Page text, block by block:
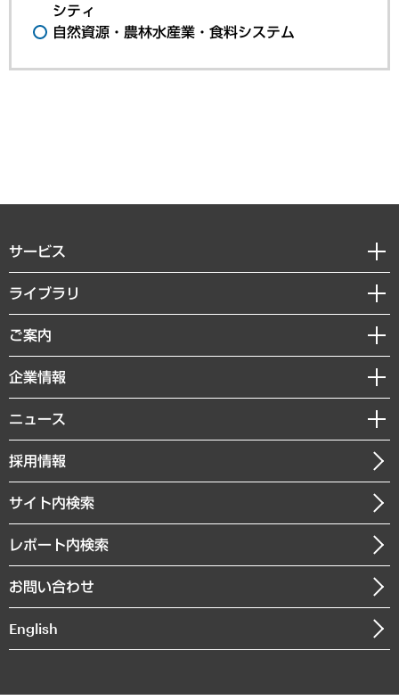
シティ
自然資源・農林水産業・食料システム
サービス
経営戦略
組織・人事戦略
デジタルイノベーション
共生・ダイバーシティ
GRC（ガバナンス・リスク・コンプライアンス）・防災（政策）
経済・産業・雇用・労働
まちづくり・観光・交通・スポーツ・スマートシティ
自然資源・農林水産業・食料システム
ライブラリ
経済調査
レポート
コラム
経営用語集
受託・受注実績（官公庁関連）
メディア掲載・出演
ご案内
セミナー・イベント情報
MUFGビジネスセミナー
受託案件情報
企業情報
私たちの想い
社長メッセージ
会社概要
沿革
組織図・本部部室紹介
インドネシア現地法人
個人情報保護方針
ニュース
ニュースリリース
お知らせ
採用情報
サイト内検索
レポート内検索
お問い合わせ
English